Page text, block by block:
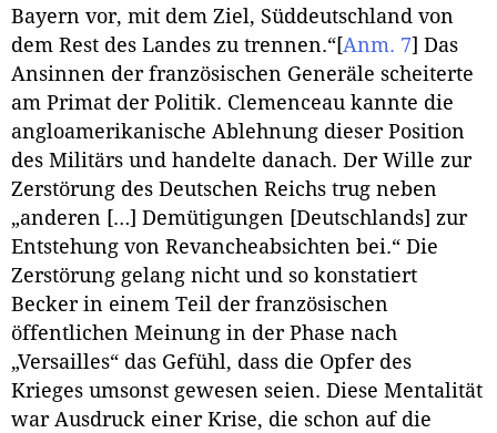
Bayern vor, mit dem Ziel, Süddeutschland von
dem Rest des Landes zu trennen.“[Anm. 7] Das
Ansinnen der französischen Generäle scheiterte
am Primat der Politik. Clemenceau kannte die
angloamerikanische Ablehnung dieser Position
des Militärs und handelte danach. Der Wille zur
Zerstörung des Deutschen Reichs trug neben
„anderen […] Demütigungen [Deutschlands] zur
Entstehung von Revancheabsichten bei.“ Die
Zerstörung gelang nicht und so konstatiert
Becker in einem Teil der französischen
öffentlichen Meinung in der Phase nach
„Versailles“ das Gefühl, dass die Opfer des
Krieges umsonst gewesen seien. Diese Mentalität
war Ausdruck einer Krise, die schon auf die